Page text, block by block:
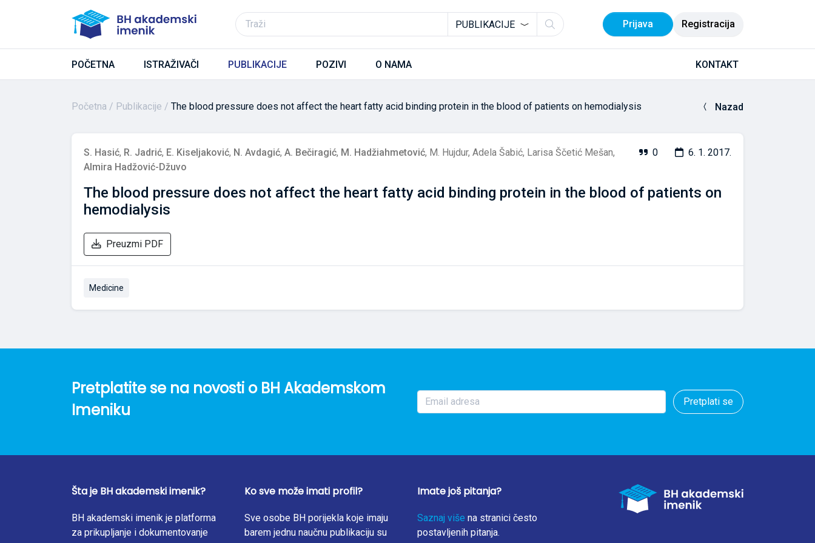
PUBLIKACIJE Prijava Registracija
POČETNA ISTRAŽIVAČI PUBLIKACIJE POZIVI O NAMA KONTAKT
Početna Publikacije The blood pressure does not affect the heart fatty acid binding protein in the blood of patients on hemodialysis Nazad
S. Hasić, R. Jadrić, E. Kiseljaković, N. Avdagić, A. Bečiragić, M. Hadžiahmetović, M. Hujdur, Adela Šabić, Larisa Ščetić Mešan,
Almira Hadžović-Džuvo
0 6. 1. 2017.
The blood pressure does not affect the heart fatty acid binding protein in the blood of patients on
hemodialysis
Preuzmi PDF
Medicine
Pretplatite se na novosti o BH Akademskom
Imeniku
Pretplati se
Šta je BH akademski imenik?
BH akademski imenik je platforma
za prikupljanje i dokumentovanje
Ko sve može imati profil?
Sve osobe BH porijekla koje imaju
barem jednu naučnu publikaciju su
Imate još pitanja?
Saznaj više na stranici često
postavljenih pitanja.